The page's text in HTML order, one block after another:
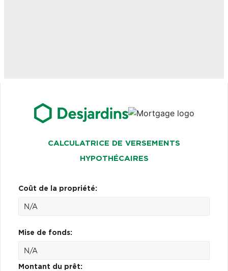
CALCULATRICE DE VERSEMENTS
HYPOTHÉCAIRES
Coût de la propriété:
Mise de fonds:
Montant du prêt: